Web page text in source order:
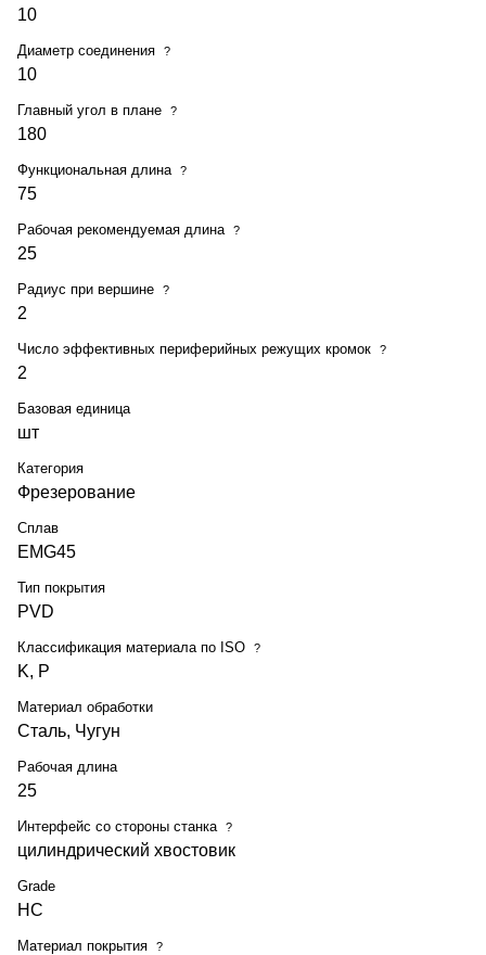
10
Диаметр соединения ?
10
Главный угол в плане ?
180
Функциональная длина ?
75
Рабочая рекомендуемая длина ?
25
Радиус при вершине ?
2
Число эффективных периферийных режущих кромок ?
2
Базовая единица
шт
Категория
Фрезерование
Сплав
EMG45
Тип покрытия
PVD
Классификация материала по ISO ?
K, P
Материал обработки
Сталь, Чугун
Рабочая длина
25
Интерфейс со стороны станка ?
цилиндрический хвостовик
Grade
HC
Материал покрытия ?